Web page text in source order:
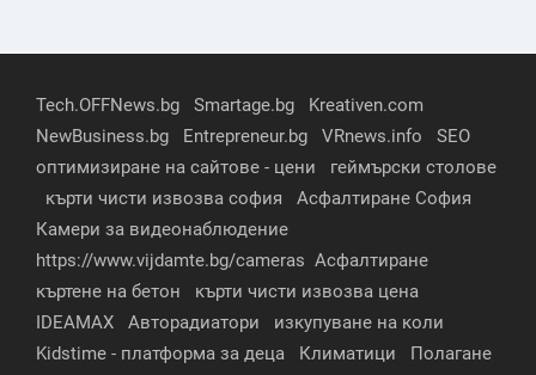
Tech.OFFNews.bg Smartage.bg
Kreativen.com
NewBusiness.bg
Entrepreneur.bg VRnews.info
SEO
оптимизиране на сайтове - цени
геймърски столове
кърти чисти извозва софия
Асфалтиране София
Камери за видеонаблюдение
https://www.vijdamte.bg/cameras Асфалтиране
къртене на бетон
кърти чисти извозва цена
IDEAMAX
Авторадиатори
изкупуване на коли
Kidstime - платформа за деца
Климатици
Полагане